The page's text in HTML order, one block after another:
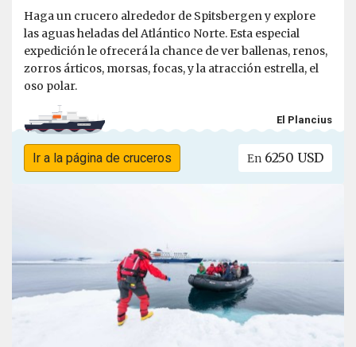
Haga un crucero alrededor de Spitsbergen y explore
las aguas heladas del Atlántico Norte. Esta especial
expedición le ofrecerá la chance de ver ballenas, renos,
zorros árticos, morsas, focas, y la atracción estrella, el
oso polar.
El Plancius
Ir a la página de cruceros En 6250 USD